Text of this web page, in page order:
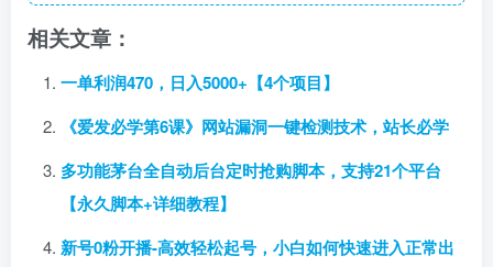
相关文章：
一单利润470，日入5000+【4个项目】
《爱发必学第6课》网站漏洞一键检测技术，站长必学
多功能茅台全自动后台定时抢购脚本，支持21个平台
【永久脚本+详细教程】
新号0粉开播-高效轻松起号，小白如何快速进入正常出